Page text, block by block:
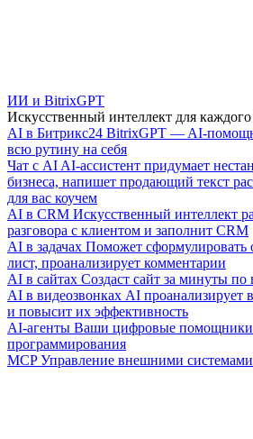
ИИ и BitrixGPT
Искусственный интеллект для каждого
AI в Битрикс24 BitrixGPT — AI-
всю рутину на себя
Чат с AI AI-ассистент придумает
бизнеса, напишет продающий текст
для вас коучем
AI в CRM Искусственный интеллект
разговора с клиентом и заполнит CRM
AI в задачах Поможет сформулировать
лист, проанализирует комментарии
AI в сайтах Создаст сайт за минуты
AI в видеозвонках AI проанализирует
и повысит их эффективность
AI-агенты Ваши цифровые
программирования
MCP Управление внешними